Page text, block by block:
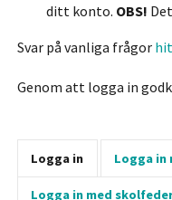
ditt konto. OBS!
Svar på vanliga frågor
Genom att logga in
Logga in Logga
Logga in med